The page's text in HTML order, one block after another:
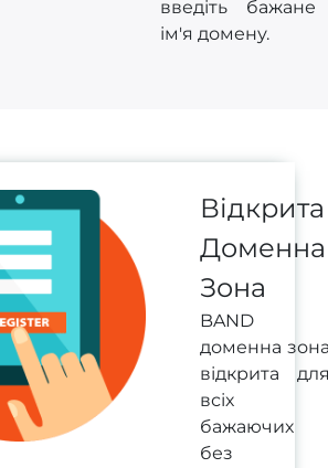
введіть бажане
ім'я домену.
Відкрита
Доменна
Зона
BAND
доменна
відкрита
всіх
бажаючих
без